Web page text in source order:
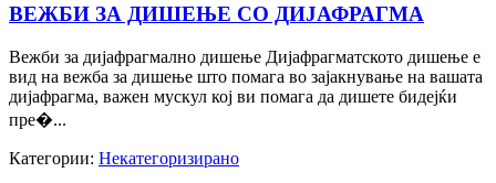
ВЕЖБИ ЗА ДИШЕЊЕ СО ДИЈАФРАГМА
Вежби за дијафрагмално дишење Дијафрагматското дишење е
вид на вежба за дишење што помага во зајакнување на вашата
дијафрагма, важен мускул кој ви помага да дишете бидејќи
пре�...
Категории: Некатегоризирано